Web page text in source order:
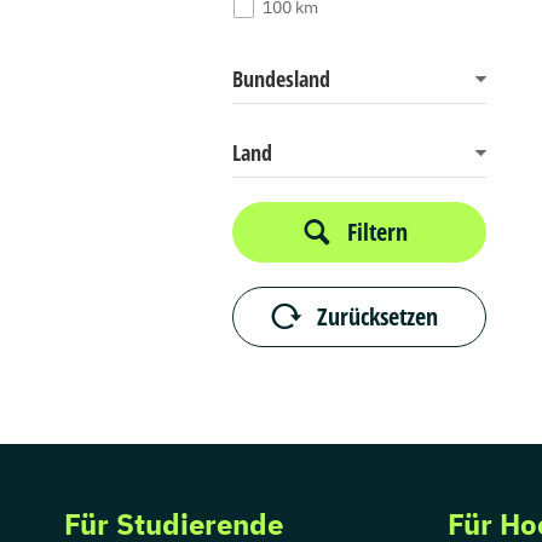
100 km
Bundesland
Land
Filtern
Zurücksetzen
Für Studierende Für